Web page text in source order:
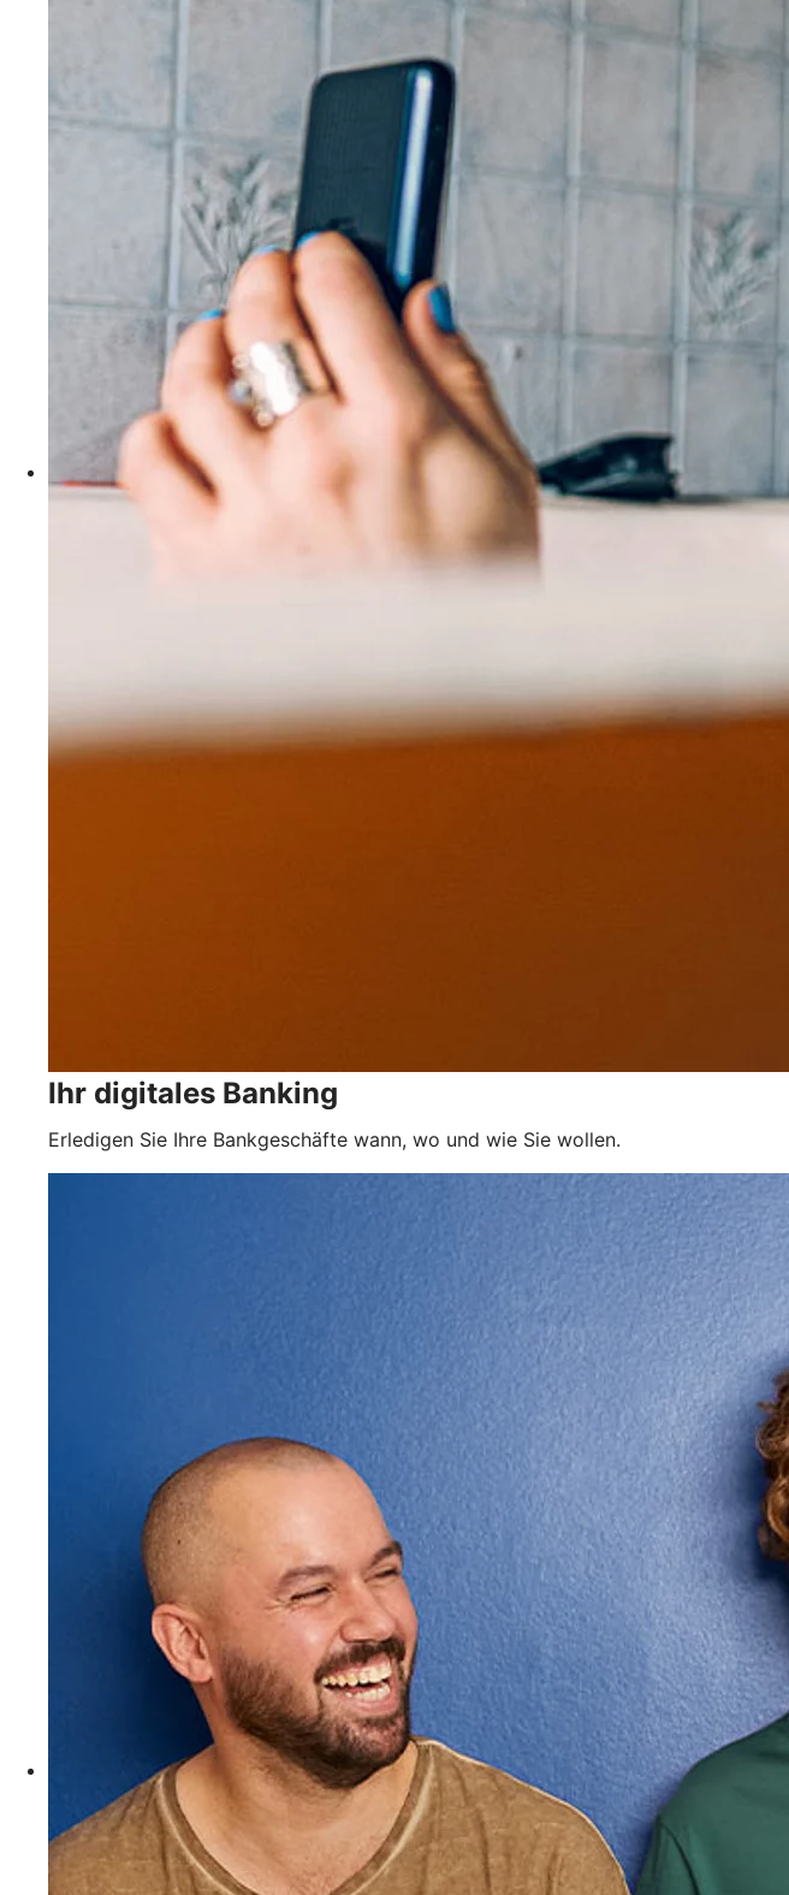
Ihr digitales Banking
Erledigen Sie Ihre Bankgeschäfte wann, wo und wie Sie wollen.